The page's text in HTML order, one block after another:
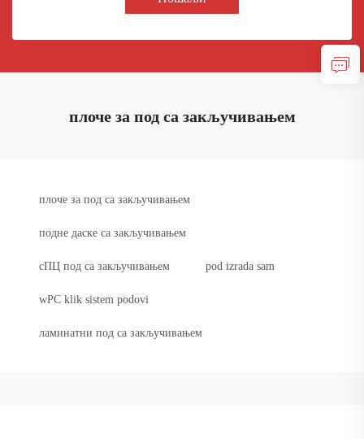
плоче за под са закључивањем
плоче за под са закључивањем
подне даске са закључивањем
сПЦ под са закључивањем pod izrada sam
wPC klik sistem podovi
ламинатни под са закључивањем